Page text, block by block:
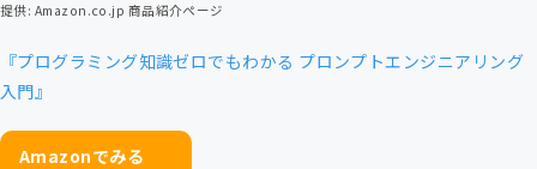
提供: Amazon.co.jp 商品紹介ページ
『プログラミング知識ゼロでもわかる プロンプトエンジニアリング
入門』
Amazonでみる